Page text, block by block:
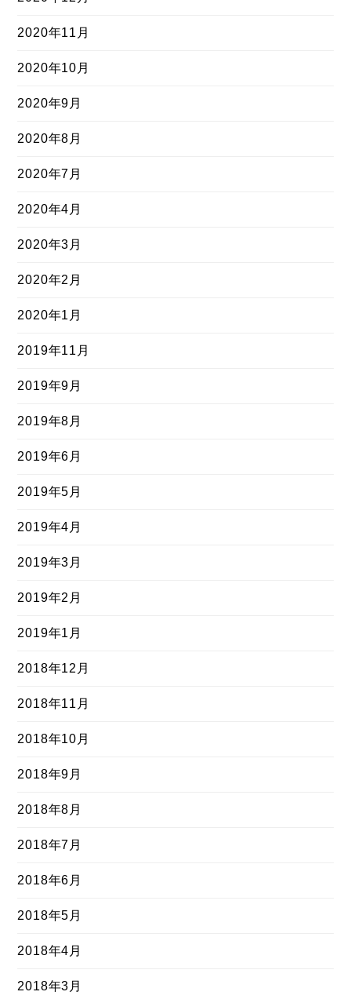
2020年11月
2020年10月
2020年9月
2020年8月
2020年7月
2020年4月
2020年3月
2020年2月
2020年1月
2019年11月
2019年9月
2019年8月
2019年6月
2019年5月
2019年4月
2019年3月
2019年2月
2019年1月
2018年12月
2018年11月
2018年10月
2018年9月
2018年8月
2018年7月
2018年6月
2018年5月
2018年4月
2018年3月